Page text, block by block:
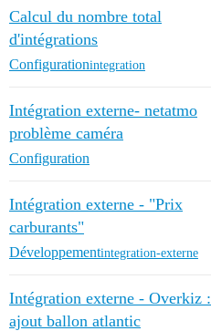
Calcul du nombre total
d'intégrations
Configurationintegration
Intégration externe- netatmo
problème caméra
Configuration
Intégration externe - "Prix
carburants"
Développementintegration-externe
Intégration externe - Overkiz :
ajout ballon atlantic